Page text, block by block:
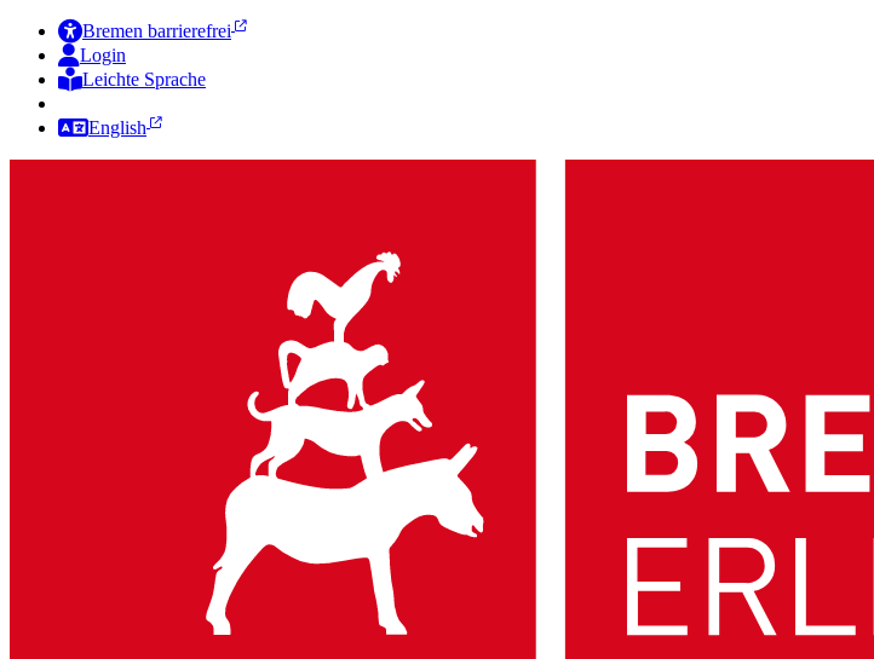
Bremen barrierefrei
Login
Leichte Sprache
English